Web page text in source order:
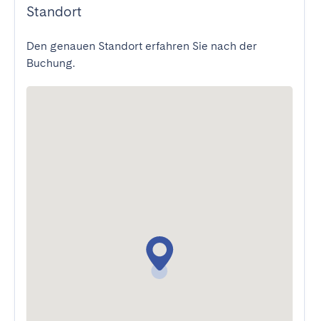
Standort
Den genauen Standort erfahren Sie nach der
Buchung.